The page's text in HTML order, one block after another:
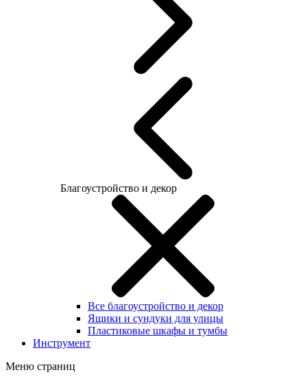
Благоустройство и декор
Все благоустройство и декор
Ящики и сундуки для улицы
Пластиковые шкафы и тумбы
Инструмент
Меню страниц